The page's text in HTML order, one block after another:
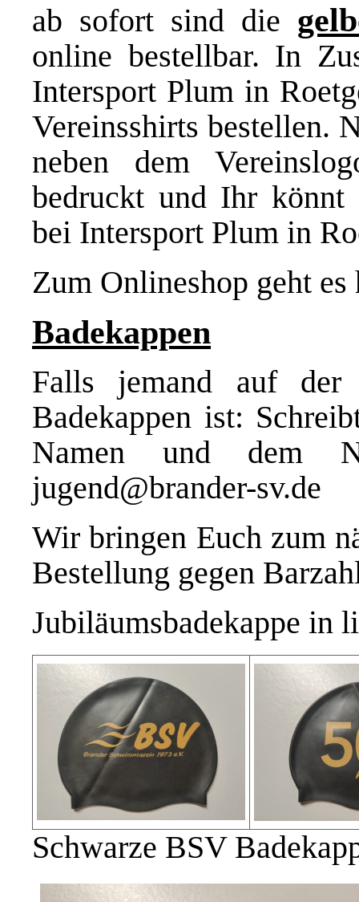
ab sofort sind die
online bestellbar. In
Intersport Plum in
Vereinsshirts bestellen.
neben dem
bedruckt und Ihr könnt
bei Intersport Plum in
Zum Onlineshop geht
Badekappen
Falls jemand auf der
Badekappen ist:
Namen und dem
jugend@brander-sv.de
Wir bringen Euch zum
Bestellung gegen
Jubiläumsbadekappe in
Schwarze BSV